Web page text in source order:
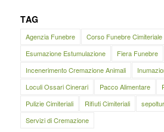
TAG
Agenzia Funebre Corso Funebre Cimiteriale
Esumazione Estumulazione
Fiera Funebre
Incenerimento Cremazione Animali
Loculi Ossari Cinerari
Pacco Alimentare
Pulizie Cimiteriali
Rifiuti Cimiteriali
Servizi di Cremazione